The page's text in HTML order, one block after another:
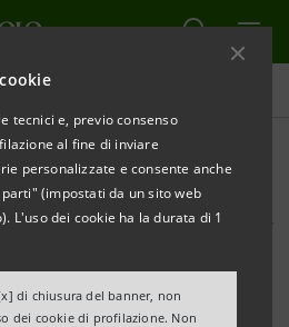
tecnici e, previo consenso
al fine di inviare
personalizzate e consente anche
(impostati da un sito web
L'uso dei cookie ha la durata di 1
di chiusura del banner, non
dei cookie di profilazione. Non
presso “The Waterstone”, lo
bancario all’interno di